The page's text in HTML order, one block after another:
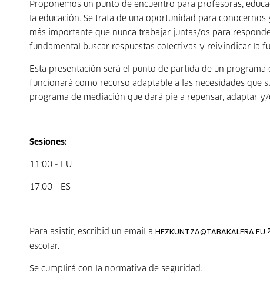
Proponemos un punto de encuentro para profesoras,
la educación. Se trata de una oportunidad para
más importante que nunca trabajar juntas/os para
fundamental buscar respuestas colectivas y reivindicar la
Esta presentación será el punto de partida de un
funcionará como recurso adaptable a las necesidades que
programa de mediación que dará pie a repensar, adaptar
Sesiones:
11:00 - EU
17:00 - ES
Para asistir, escribid un email a HEZKUNTZA@TABAKALERA.EU
escolar.
Se cumplirá con la normativa de seguridad.